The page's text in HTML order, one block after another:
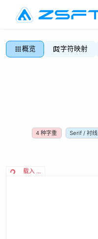
概览 字符映射
4 种字重 Serif / 衬线
载入 ...